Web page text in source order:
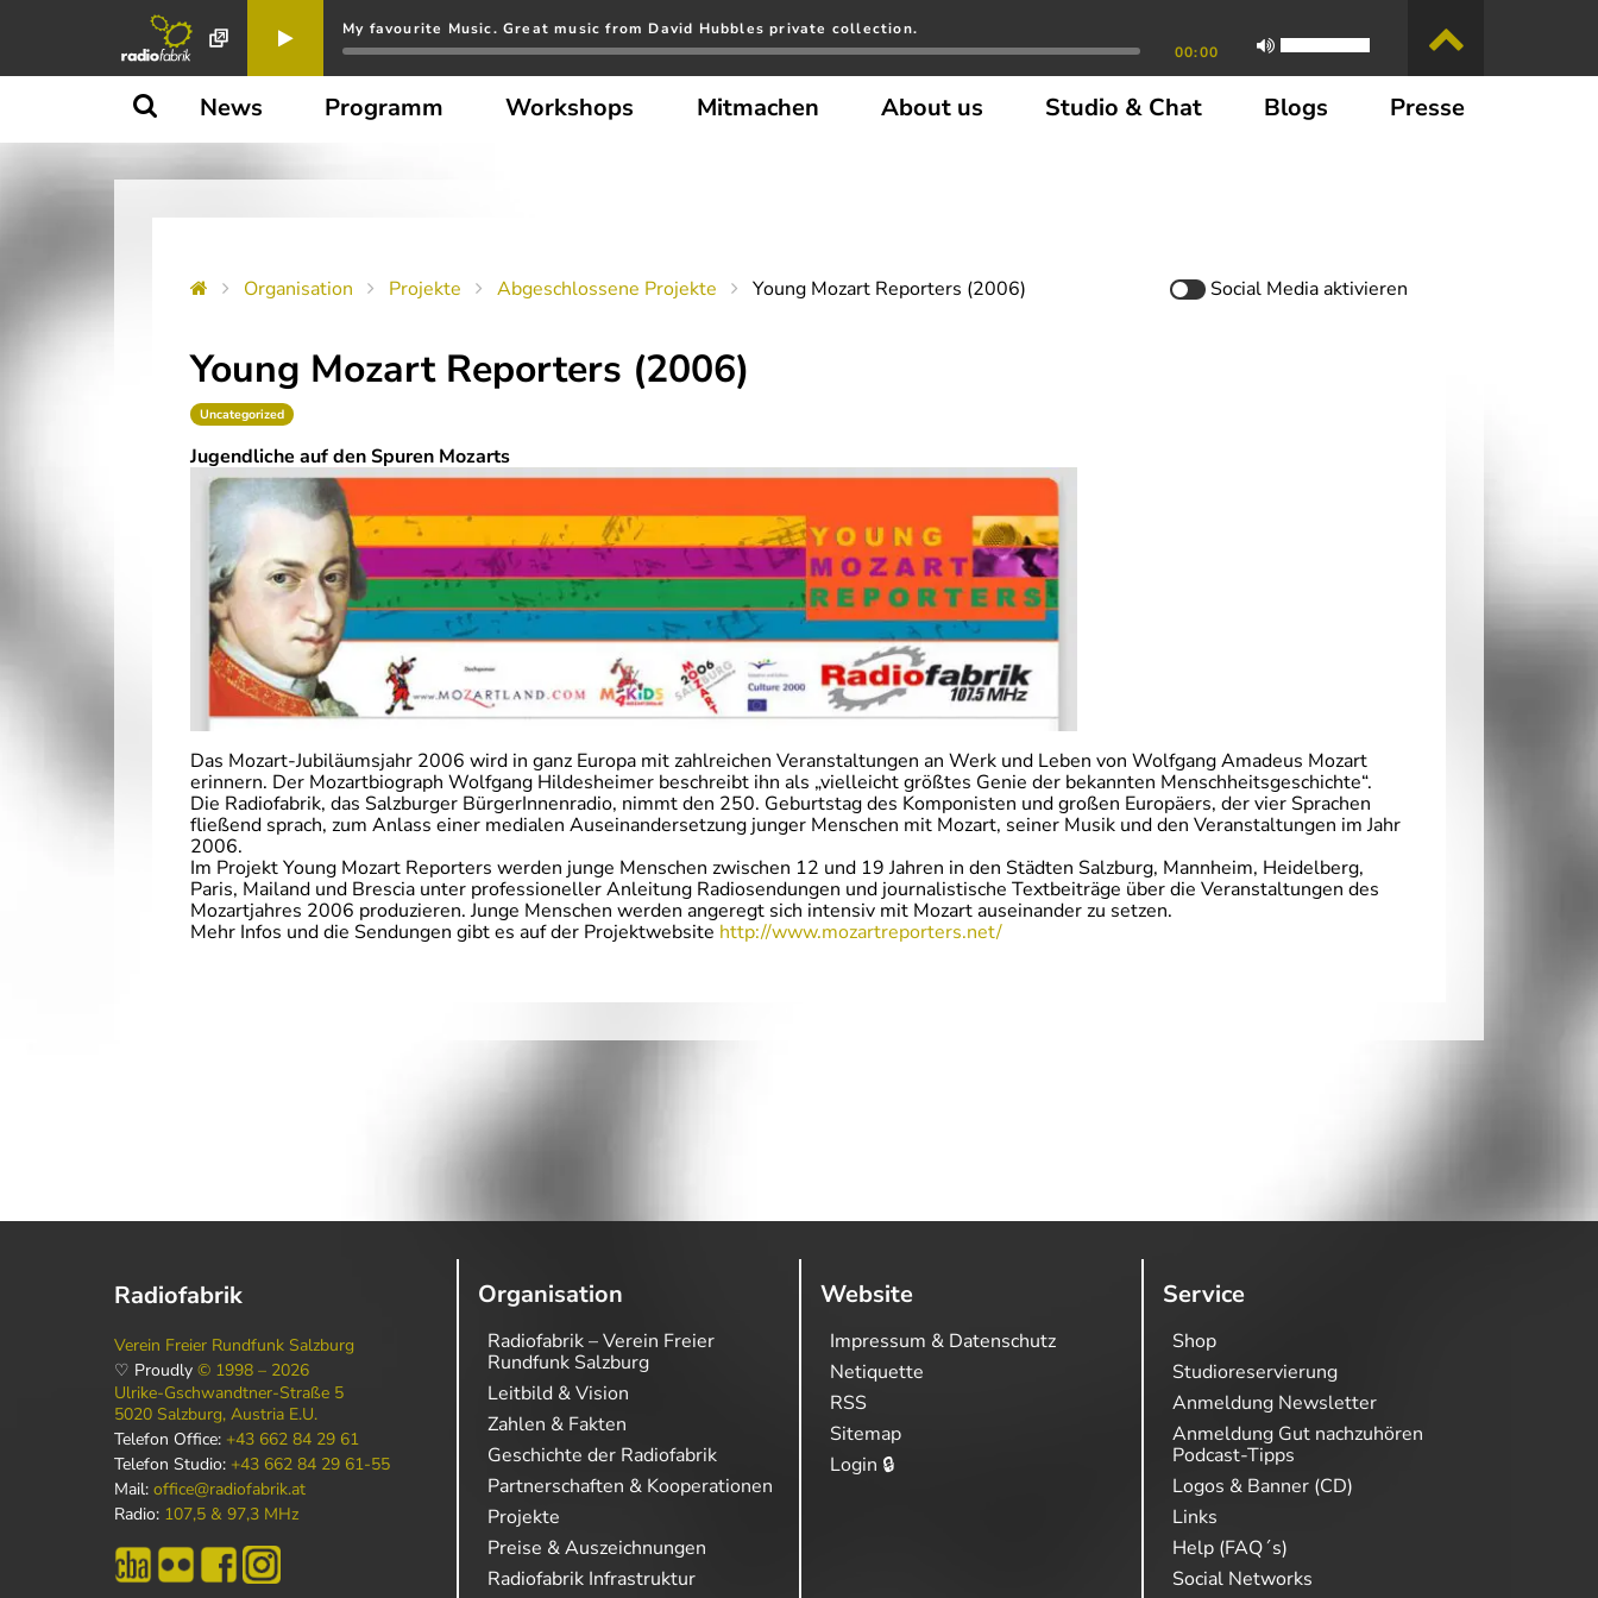
My favourite Music. Great music from David Hubbles private collection.
00:00
News Programm Workshops Mitmachen About us Studio & Chat Blogs Presse
Organisation Projekte Abgeschlossene Projekte Young Mozart Reporters (2006) Social Mediaaktivieren
Young Mozart Reporters (2006)
Uncategorized
Jugendliche auf den Spuren Mozarts
Das Mozart-Jubiläumsjahr 2006 wird in ganz Europa mit zahlreichen Veranstaltungen an Werk und Leben von Wolfgang Amadeus Mozart
erinnern. Der Mozartbiograph Wolfgang Hildesheimer beschreibt ihn als „vielleicht größtes Genie der bekannten Menschheitsgeschichte“.
Die Radiofabrik, das Salzburger BürgerInnenradio, nimmt den 250. Geburtstag des Komponisten und großen Europäers, der vier Sprachen
fließend sprach, zum Anlass einer medialen Auseinandersetzung junger Menschen mit Mozart, seiner Musik und den Veranstaltungen im Jahr
2006.
Im Projekt Young Mozart Reporters werden junge Menschen zwischen 12 und 19 Jahren in den Städten Salzburg, Mannheim, Heidelberg,
Paris, Mailand und Brescia unter professioneller Anleitung Radiosendungen und journalistische Textbeiträge über die Veranstaltungen des
Mozartjahres 2006 produzieren. Junge Menschen werden angeregt sich intensiv mit Mozart auseinander zu setzen.
Mehr Infos und die Sendungen gibt es auf der Projektwebsite http://www.mozartreporters.net/
Radiofabrik
Verein Freier Rundfunk Salzburg
♡ Proudly © 1998 – 2026
Ulrike-Gschwandtner-Straße 5
5020 Salzburg, Austria E.U.
Telefon Office: +43 662 84 29 61
Telefon Studio: +43 662 84 29 61-55
Mail: office@radiofabrik.at
Radio: 107,5 & 97,3 MHz
Organisation
Radiofabrik – Verein Freier
Rundfunk Salzburg
Leitbild & Vision
Zahlen & Fakten
Geschichte der Radiofabrik
Partnerschaften & Kooperationen
Projekte
Preise & Auszeichnungen
Radiofabrik Infrastruktur
Website
Impressum & Datenschutz
Netiquette
RSS
Sitemap
Login 🔒
Service
Shop
Studioreservierung
Anmeldung Newsletter
Anmeldung Gut nachzuhören
Podcast-Tipps
Logos & Banner (CD)
Links
Help (FAQ´s)
Social Networks